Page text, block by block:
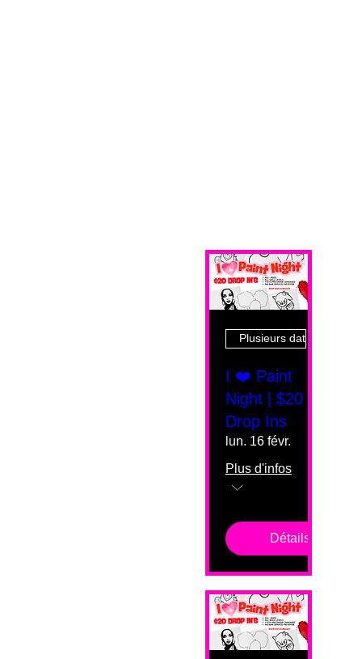
Plusieurs dates
I ❤️ Paint
Night | $20
Drop Ins
lun. 16 févr.
Plus d'infos
Détails